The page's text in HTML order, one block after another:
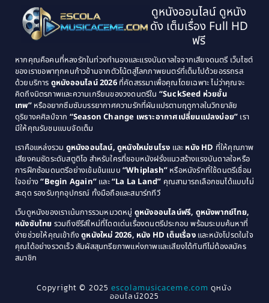
(134)
Classic หนังคลาสสิก(21)
Classic หนังคลาสสิก(25)
Comedy ตลก(46)
Comedy ตลก(515)
Coming of Age ก้าวพ้นวัย(1)
Coming-of-Age(3)
Community(1)
Crime อาชญากรรม(78)
1995
1994
1993
1992
1989
1988
1987
1986
1985
1984
1983
1982
1979
1978
1976
1975
1974
1971
1970
1969
1968
1964
1963
1940
ดูหนังออนไลน์ ดูหนัง
ดัง เต็มเรื่อง Full HD
ฟรี
หากคุณคือคนที่หลงรักในท่วงทำนองและแรงบันดาลใจจากเสียงดนตรี เว็บไซต์
ของเราขอพาทุกคนก้าวข้ามจากตัวโน้ตสู่โลกภาพยนตร์ที่เต็มไปด้วยอรรถรส
ด้วยบริการ ดูหนังออนไลน์ 2026ที่คัดสรรมาเพื่อคุณโดยเฉพาะ ไม่ว่าคุณจะ
คิดถึงมิตรภาพและความเกรียนของวงดนตรีใน “SuckSeed ห่วยขั้น
เทพ”หรืออยากซึมซับบรรยากาศความรักที่ผันแปรตามฤดูกาลในวิทยาลัย
ดุริยางคศิลป์จาก “Season Change เพราะอากาศเปลี่ยนแปลงบ่อย” เรา
มีให้คุณรับชมแบบจัดเต็ม
เราคือแหล่งรวม ดูหนังออนไลน์, ดูหนังใหม่ชนโรง และ หนัง HD ที่ให้คุณภาพ
เสียงคมชัดระดับสตูดิโอ สำหรับใครที่ชอบหนังฝรั่งแนวสร้างแรงบันดาลใจหรือ
การฝึกซ้อมดนตรีอย่างเข้มข้นแบบ “Whiplash” หรือหนังรักที่ใช้ดนตรีเชื่อม
ใจอย่าง“Begin Again” และ“La La Land” คุณสามารถเลือกชมได้แบบไม่
สะดุด รองรับทุกอุปกรณ์ ทั้งมือถือและสมาร์ททีวี
เว็บดูหนังของเราเน้นการรวมหมวดหมู่ ดูหนังออนไลน์ฟรี, ดูหนังพากย์ไทย,
หนังซับไทย รวมถึงซีรีส์ใหม่ที่โดดเด่นเรื่องดนตรีประกอบ พร้อมระบบค้นหาที่
ง่ายช่วยให้คุณเข้าถึงดูหนังใหม่ 2026, หนัง HD เต็มเรื่องและหนังโปรดในใจ
คุณได้อย่างรวดเร็ว สัมผัสสุนทรียภาพแห่งภาพและเสียงได้ทันทีไม่ต้องสมัคร
สมาชิก
Copyright © 2025escolamusicaceme.com ดูหนัง
ออนไลน์2025